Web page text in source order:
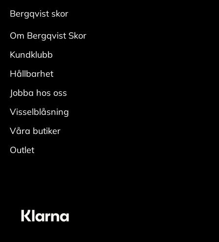
• Ta ur skosnören och borsta bort ytlig smuts
en mockaborste. Var noga i veck och kanter.
• Fukta skon ordentligt, applicera rengöring
med
• Skölj av skorna ordentligt för att få bort all
rengöring.
avsluta
genom att fräscha upp insidan med
skons originalfärg. En neutral nyans fungerar
Bergqvist skor
Om Bergqvist Skor
Kundklubb
Hållbarhet
Jobba hos oss
Visselblåsning
Våra butiker
Outlet